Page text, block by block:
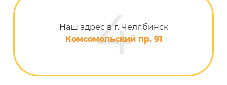
Наш адрес в г. Челябинск
Комсомольский пр. 91